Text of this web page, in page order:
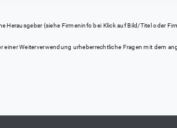
(siehe Firmeninfo bei Klick auf Bild/Titel oder
Weiterverwendung urheberrechtliche Fragen mit dem